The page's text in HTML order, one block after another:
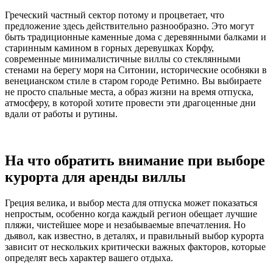
Греческий частный сектор потому и процветает, что
предложение здесь действительно разнообразно. Это могут
быть традиционные каменные дома с деревянными балками и
старинным камином в горных деревушках Корфу,
современные минималистичные виллы со стеклянными
стенами на берегу моря на Ситонии, исторические особняки в
венецианском стиле в старом городе Ретимно. Вы выбираете
не просто спальные места, а образ жизни на время отпуска,
атмосферу, в которой хотите провести эти драгоценные дни
вдали от работы и рутины.
На что обратить внимание при выборе
курорта для аренды виллы
Греция велика, и выбор места для отпуска может показаться
непростым, особенно когда каждый регион обещает лучшие
пляжи, чистейшее море и незабываемые впечатления. Но
дьявол, как известно, в деталях, и правильный выбор курорта
зависит от нескольких критически важных факторов, которые
определят весь характер вашего отдыха.